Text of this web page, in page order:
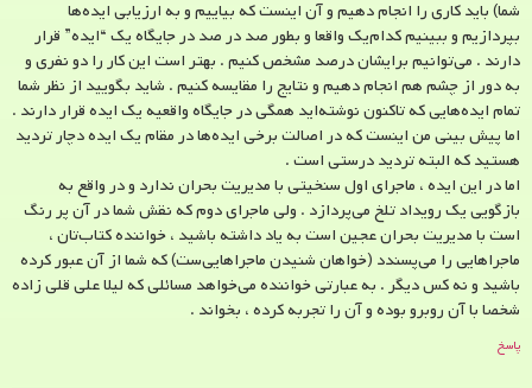
شما) باید کاری را انجام دهیم و آن اینست که بیاییم و به ارزیابی ایده‌ها
بپردازیم و ببینیم کدام‌یک واقعا و بطور صد در صد در جایگاه یک “ایده” قرار
دارند . می‌توانیم برایشان درصد مشخص کنیم . بهتر است این کار را دو نفری و
به دور از چشم هم‌ انجام دهیم و نتایج را مقایسه کنیم . شاید بگویید از نظر شما
تمام ایده‌هایی که تاکنون نوشته‌اید همگی در جایگاه واقعیه یک ایده قرار دارند .
اما پیش بینی من اینست که در اصالت برخی ایده‌ها در مقام یک ایده دچار تردید
هستید که البته تردید درستی است .
اما در این ایده ، ماجرای اول سنخیتی با مدیریت بحران ندارد و در واقع به
بازگویی یک رویداد تلخ می‌پردازد . ولی ماجرای دوم که نقش شما در آن پر رنگ
است با مدیریت بحران عجین است به یاد داشته باشید ، خواننده کتاب‌تان ،
ماجراهایی را می‌پسندد (خواهان شنیدن ماجراهایی‌ست) که شما از آن عبور کرده
باشید و نه کس دیگر . به عبارتی خواننده می‌خواهد مسائلی که لیلا علی قلی زاده
شخصا با آن روبرو بوده و آن را تجربه کرده ، بخواند .
پاسخ